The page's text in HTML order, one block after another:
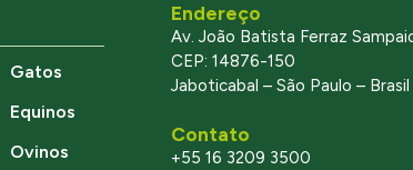
Gatos
Equinos
Ovinos
Endereço
Av. João Batista Ferraz
CEP: 14876-150
Jaboticabal – São Paulo – Brasil
Contato
+55 16 3209 3500